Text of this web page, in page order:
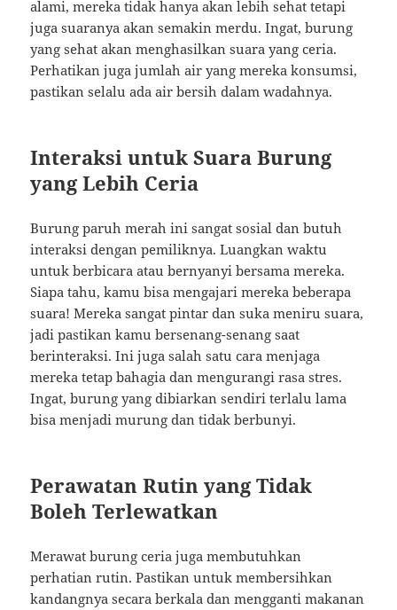
alami, mereka tidak hanya akan lebih sehat tetapi
juga suaranya akan semakin merdu. Ingat, burung
yang sehat akan menghasilkan suara yang ceria.
Perhatikan juga jumlah air yang mereka konsumsi,
pastikan selalu ada air bersih dalam wadahnya.
Interaksi untuk Suara Burung
yang Lebih Ceria
Burung paruh merah ini sangat sosial dan butuh
interaksi dengan pemiliknya. Luangkan waktu
untuk berbicara atau bernyanyi bersama mereka.
Siapa tahu, kamu bisa mengajari mereka beberapa
suara! Mereka sangat pintar dan suka meniru suara,
jadi pastikan kamu bersenang-senang saat
berinteraksi. Ini juga salah satu cara menjaga
mereka tetap bahagia dan mengurangi rasa stres.
Ingat, burung yang dibiarkan sendiri terlalu lama
bisa menjadi murung dan tidak berbunyi.
Perawatan Rutin yang Tidak
Boleh Terlewatkan
Merawat burung ceria juga membutuhkan
perhatian rutin. Pastikan untuk membersihkan
kandangnya secara berkala dan mengganti makanan